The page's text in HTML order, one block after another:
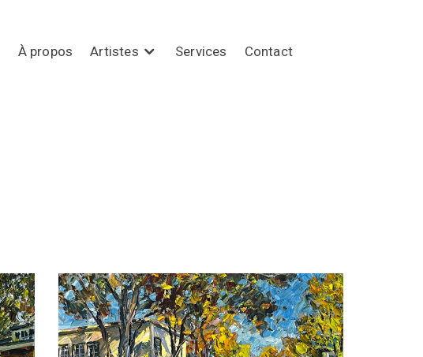
À propos Artistes Services Contact